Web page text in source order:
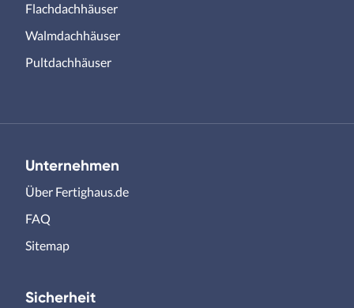
Flachdachhäuser
Walmdachhäuser
Pultdachhäuser
Unternehmen
Über Fertighaus.de
FAQ
Sitemap
Sicherheit